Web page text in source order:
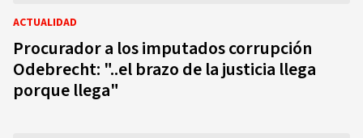
ACTUALIDAD
Procurador a los imputados corrupción
Odebrecht: "..el brazo de la justicia llega
porque llega"